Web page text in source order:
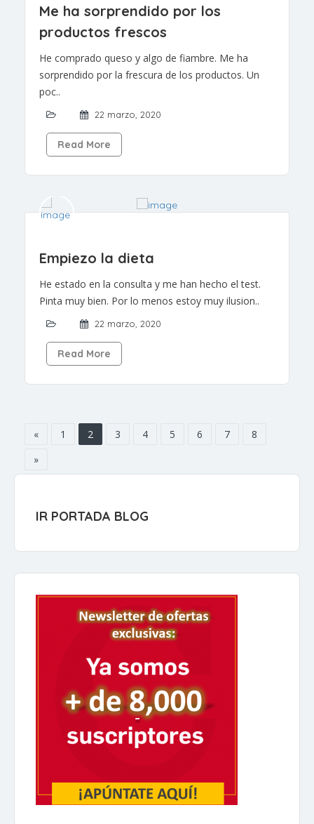
Me ha sorprendido por los
productos frescos
He comprado queso y algo de fiambre. Me ha
sorprendido por la frescura de los productos. Un
poc..
22 marzo, 2020
Read More
Empiezo la dieta
He estado en la consulta y me han hecho el test.
Pinta muy bien. Por lo menos estoy muy ilusion..
22 marzo, 2020
Read More
« 1 2 3 4 5 6 7
8
»
IR PORTADA BLOG